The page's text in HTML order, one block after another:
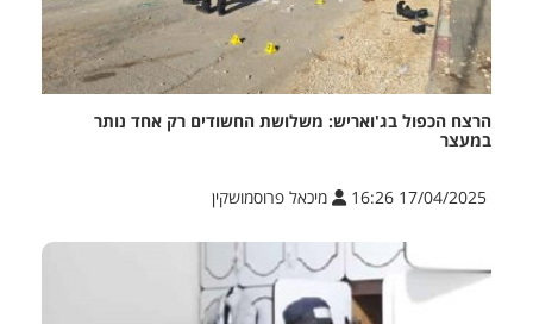
הרצח הכפול בג'ואריש: משלושת החשודים רק אחד נותר
במעצר
17/04/2025 16:26 מיכאל פרוסמושקין